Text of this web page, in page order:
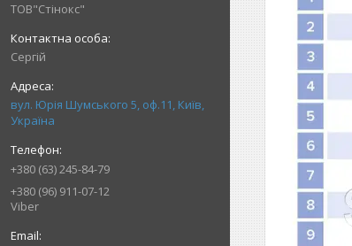
ТОВ"Стінокс"
Сергій
вул. Юрія Шумського 5, оф.11, Київ,
Україна
+380 (63) 245-84-79
+380 (96) 911-07-12
Viber